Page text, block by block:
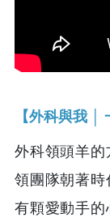
【外科與我 │
外科領頭羊的
領團隊朝著
有顆愛動手的